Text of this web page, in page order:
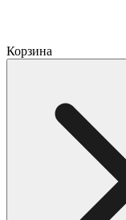
Корзина